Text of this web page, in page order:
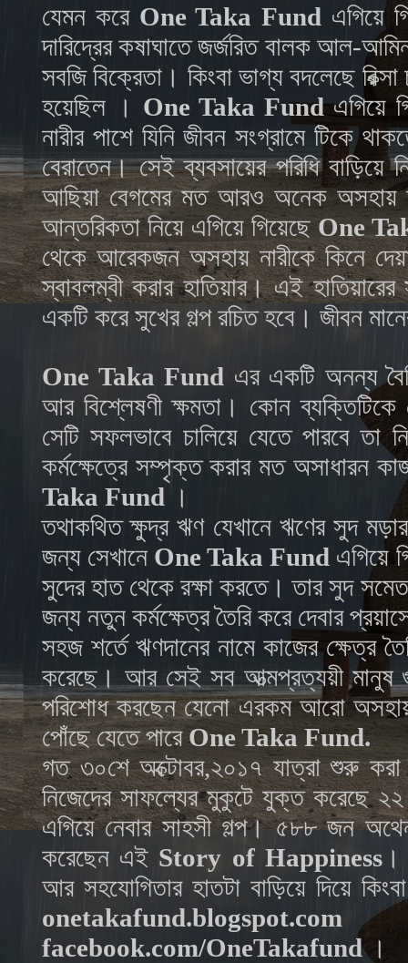
যেমন করে One Taka Fund এগিয়ে
দারিদ্রের কষাঘাতে জর্জরিত বালক আল-
সবজি বিক্রেতা। কিংবা ভাগ্য বদলেছে রিক্সা
হয়েছিল । One Taka Fundএগিয়ে
নারীর পাশে যিনি জীবন সংগ্রামে টিকে
বেরাতেন। সেই ব্যবসায়ের পরিধি বাড়িয়ে
আছিয়া বেগমের মত আরও অনেক অসহায়
আন্তরিকতা নিয়ে এগিয়ে গিয়েছে One
থেকে আরেকজন অসহায় নারীকে কিনে
স্বাবলম্বী করার হাতিয়ার। এই
একটি করে সুখের গল্প রচিত হবে। জীবন
One Taka Fund এর একটি অনন্য
আর বিশ্লেষণী ক্ষমতা। কোন ব্যক্তিটিকে
সেটি সফলভাবে চালিয়ে যেতে পারবে তা
কর্মক্ষেত্রে সম্পৃক্ত করার মত অসাধারন
Taka Fund ।
তথাকথিত ক্ষুদ্র ঋণ যেখানে ঋণের সুদ
জন্য সেখানে One Taka Fund এগিয়ে
সুদের হাত থেকে রক্ষা করতে। তার সুদ
জন্য নতুন কর্মক্ষেত্র তৈরি করে দেবার
সহজ শর্তে ঋণদানের নামে কাজের ক্ষেত্র
করেছে। আর সেই সব আত্মপ্রত্যয়ী মানুষ
পরিশোধ করছেন যেনো এরকম আরো অসহায়
পোঁছে যেতে পারেOne Taka Fund.
গত ৩০শে অক্টোবর,২০১৭ যাত্রা শুরু
নিজেদের সাফল্যের মুকুটে যুক্ত করেছে২২
এগিয়ে নেবার সাহসী গল্প। ৫৮৮জন
করেছেন এই Story of Happiness।
আর সহযোগিতার হাতটা বাড়িয়ে দিয়ে
onetakafund.blogspot.com
facebook.com/OneTakafund ।